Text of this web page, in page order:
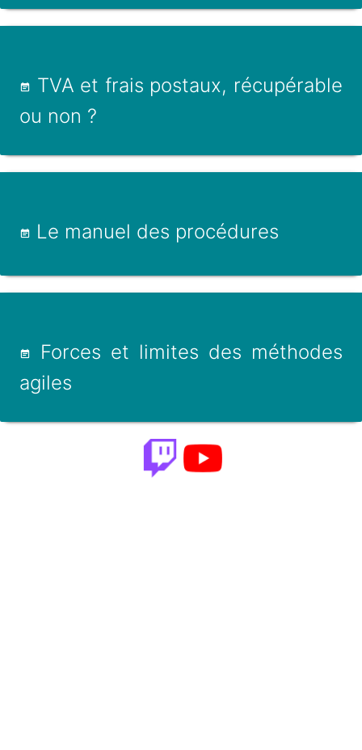
TVA et frais postaux, récupérable
ou non ?
Le manuel des procédures
Forces et limites des méthodes
agiles